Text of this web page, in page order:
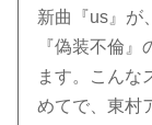
新曲『us』が
『偽装不倫
ます。こんな
めてで、東村